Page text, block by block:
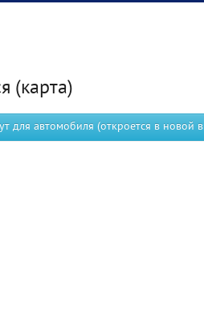
(карта)
для автомобиля (откроется в новой